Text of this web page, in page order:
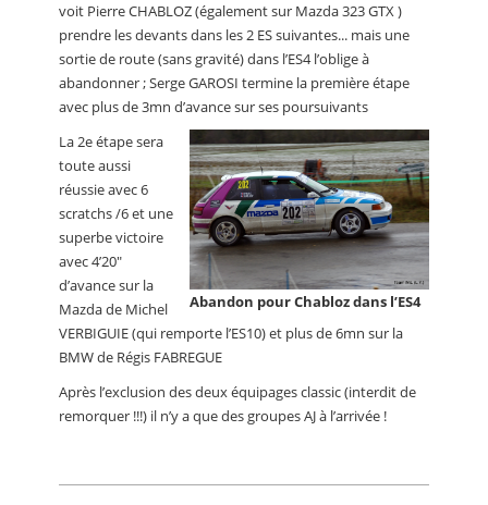
voit Pierre CHABLOZ (également sur Mazda 323 GTX )
prendre les devants dans les 2 ES suivantes... mais une
sortie de route (sans gravité) dans l’ES4 l’oblige à
abandonner ; Serge GAROSI termine la première étape
avec plus de 3mn d’avance sur ses poursuivants
Abandon pour Chabloz dans l’ES4
La 2e étape sera
toute aussi
réussie avec 6
scratchs /6 et une
superbe victoire
avec 4’20"
d’avance sur la
Mazda de Michel
VERBIGUIE (qui remporte l’ES10) et plus de 6mn sur la
BMW de Régis FABREGUE
Après l’exclusion des deux équipages classic (interdit de
remorquer !!!) il n’y a que des groupes AJ à l’arrivée !